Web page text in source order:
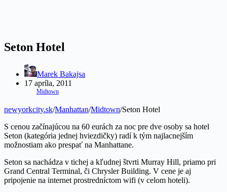
Seton Hotel
Marek Bakajsa
17 apríla, 2011
Midtown
newyorkcity.sk/Manhattan/Midtown/Seton Hotel
S cenou začínajúcou na 60 eurách za noc pre dve osoby sa hotel
Seton (kategória jednej hviezdičky) radí k tým najlacnejším
možnostiam ako prespať na Manhattane.
Seton sa nachádza v tichej a kľudnej štvrti Murray Hill, priamo pri
Grand Central Terminal, či Chrysler Building. V cene je aj
pripojenie na internet prostredníctom wifi (v celom hoteli).